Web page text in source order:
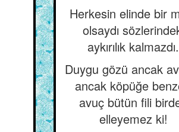
Herkesin elinde bir
olsaydı
aykırılık kalmazdı.
Duygu gözü ancak
ancak köpüğe
avuç bütün fili
elleyemez ki!